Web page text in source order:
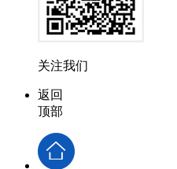
关注我们
返回
顶部